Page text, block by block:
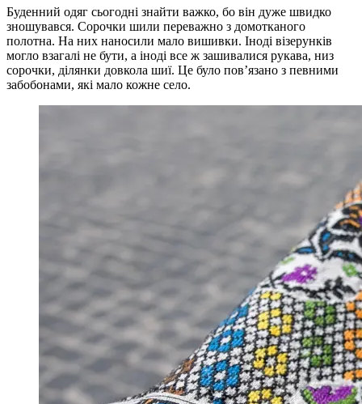
Буденний одяг сьогодні знайти важко, бо він дуже швидко
зношувався. Сорочки шили переважно з домотканого
полотна. На них наносили мало вишивки. Іноді візерунків
могло взагалі не бути, а іноді все ж зашивалися рукава, низ
сорочки, ділянки довкола шиї. Це було пов’язано з певними
забобонами, які мало кожне село.